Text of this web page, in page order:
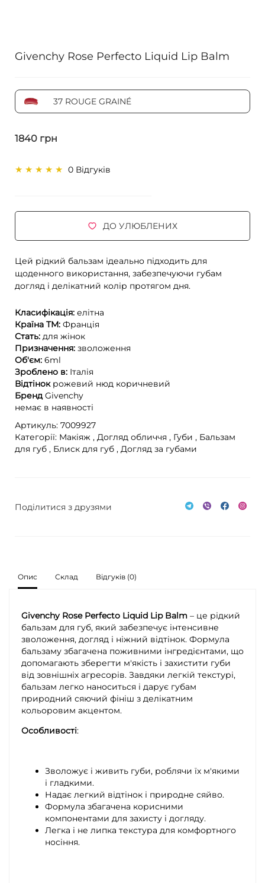
Givenchy Rose Perfecto Liquid Lip Balm
1840 грн
0 Відгуків
37 ROUGE GRAINÉ
Цей рідкий бальзам ідеально підходить для
щоденного використання, забезпечуючи губам
догляд і делікатний колір протягом дня.
Класифікація: елітна
Країна ТМ: Франція
Стать: для жінок
Призначення: зволоження
Об'єм: 6ml
Зроблено в: Італія
Відтінок рожевий нюд коричневий
БрендGivenchy
немає в наявності
ДО УЛЮБЛЕНИХ
Артикуль: 7009927
Категорії: Макіяж , Догляд обличчя , Губи , Бальзам
для губ , Блиск для губ , Догляд за губами
Поділитися з друзями
Опис Склад Відгуків (0)
Givenchy Rose Perfecto Liquid Lip Balm – це рідкий
бальзам для губ, який забезпечує інтенсивне
зволоження, догляд і ніжний відтінок. Формула
бальзаму збагачена поживними інгредієнтами, що
допомагають зберегти м'якість і захистити губи
від зовнішніх агресорів. Завдяки легкій текстурі,
бальзам легко наноситься і дарує губам
природний сяючий фініш з делікатним
кольоровим акцентом.
Особливості:
Зволожує і живить губи, роблячи їх м'якими
і гладкими.
Надає легкий відтінок і природне сяйво.
Формула збагачена корисними
компонентами для захисту і догляду.
Легка і не липка текстура для комфортного
носіння.